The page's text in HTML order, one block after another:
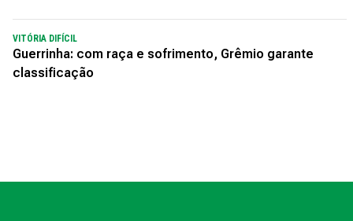
VITÓRIA DIFÍCIL
Guerrinha: com raça e sofrimento, Grêmio garante
classificação